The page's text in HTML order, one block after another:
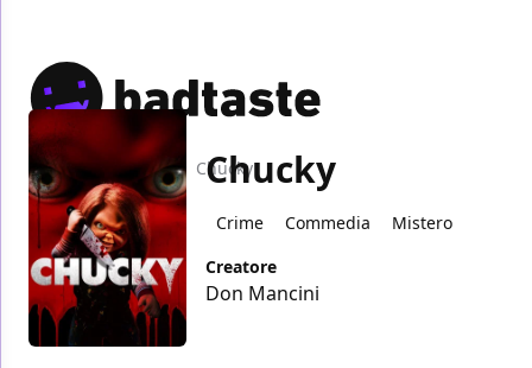
Home TV Chucky
Chucky
Crime Commedia
Mistero
Creatore
Don Mancini